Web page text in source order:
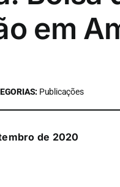
em
Publicações
de 2020